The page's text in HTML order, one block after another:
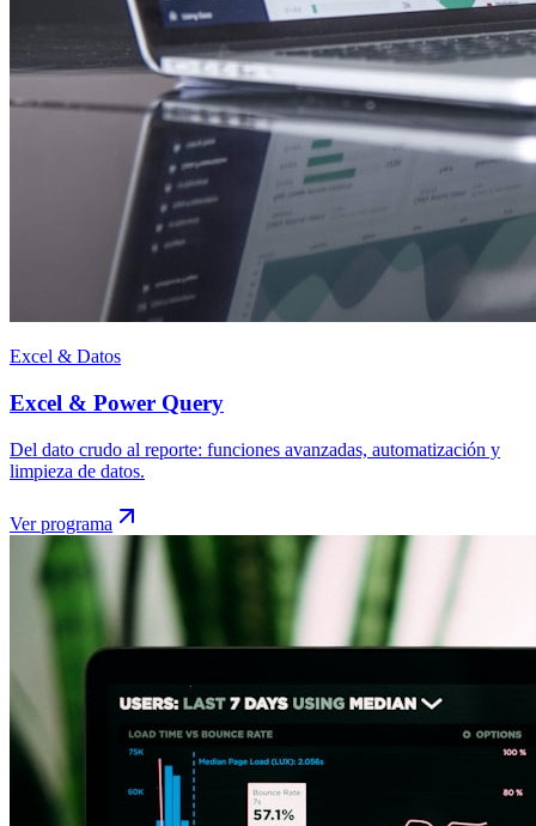
Excel & Datos
Excel & Power Query
Del dato crudo al reporte: funciones avanzadas, automatización y
limpieza de datos.
Ver programa